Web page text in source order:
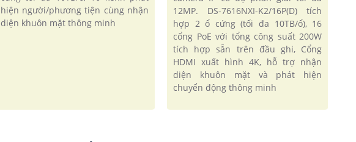
hiện người/phương tiện cùng nhận
diện khuôn mặt thông minh
12MP. DS-7616NXI-K2/16P(D) tích
hợp 2 ổ cứng (tối đa 10TB/ổ), 16
cổng PoE với tổng công suất 200W
tích hợp sẵn trên đầu ghi, Cổng
HDMI xuất hình 4K, hỗ trợ nhận
diện khuôn mặt và phát hiện
chuyển động thông minh